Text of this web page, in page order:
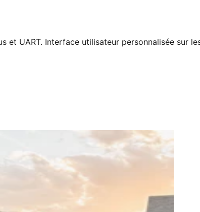
et UART. Interface utilisateur personnalisée sur